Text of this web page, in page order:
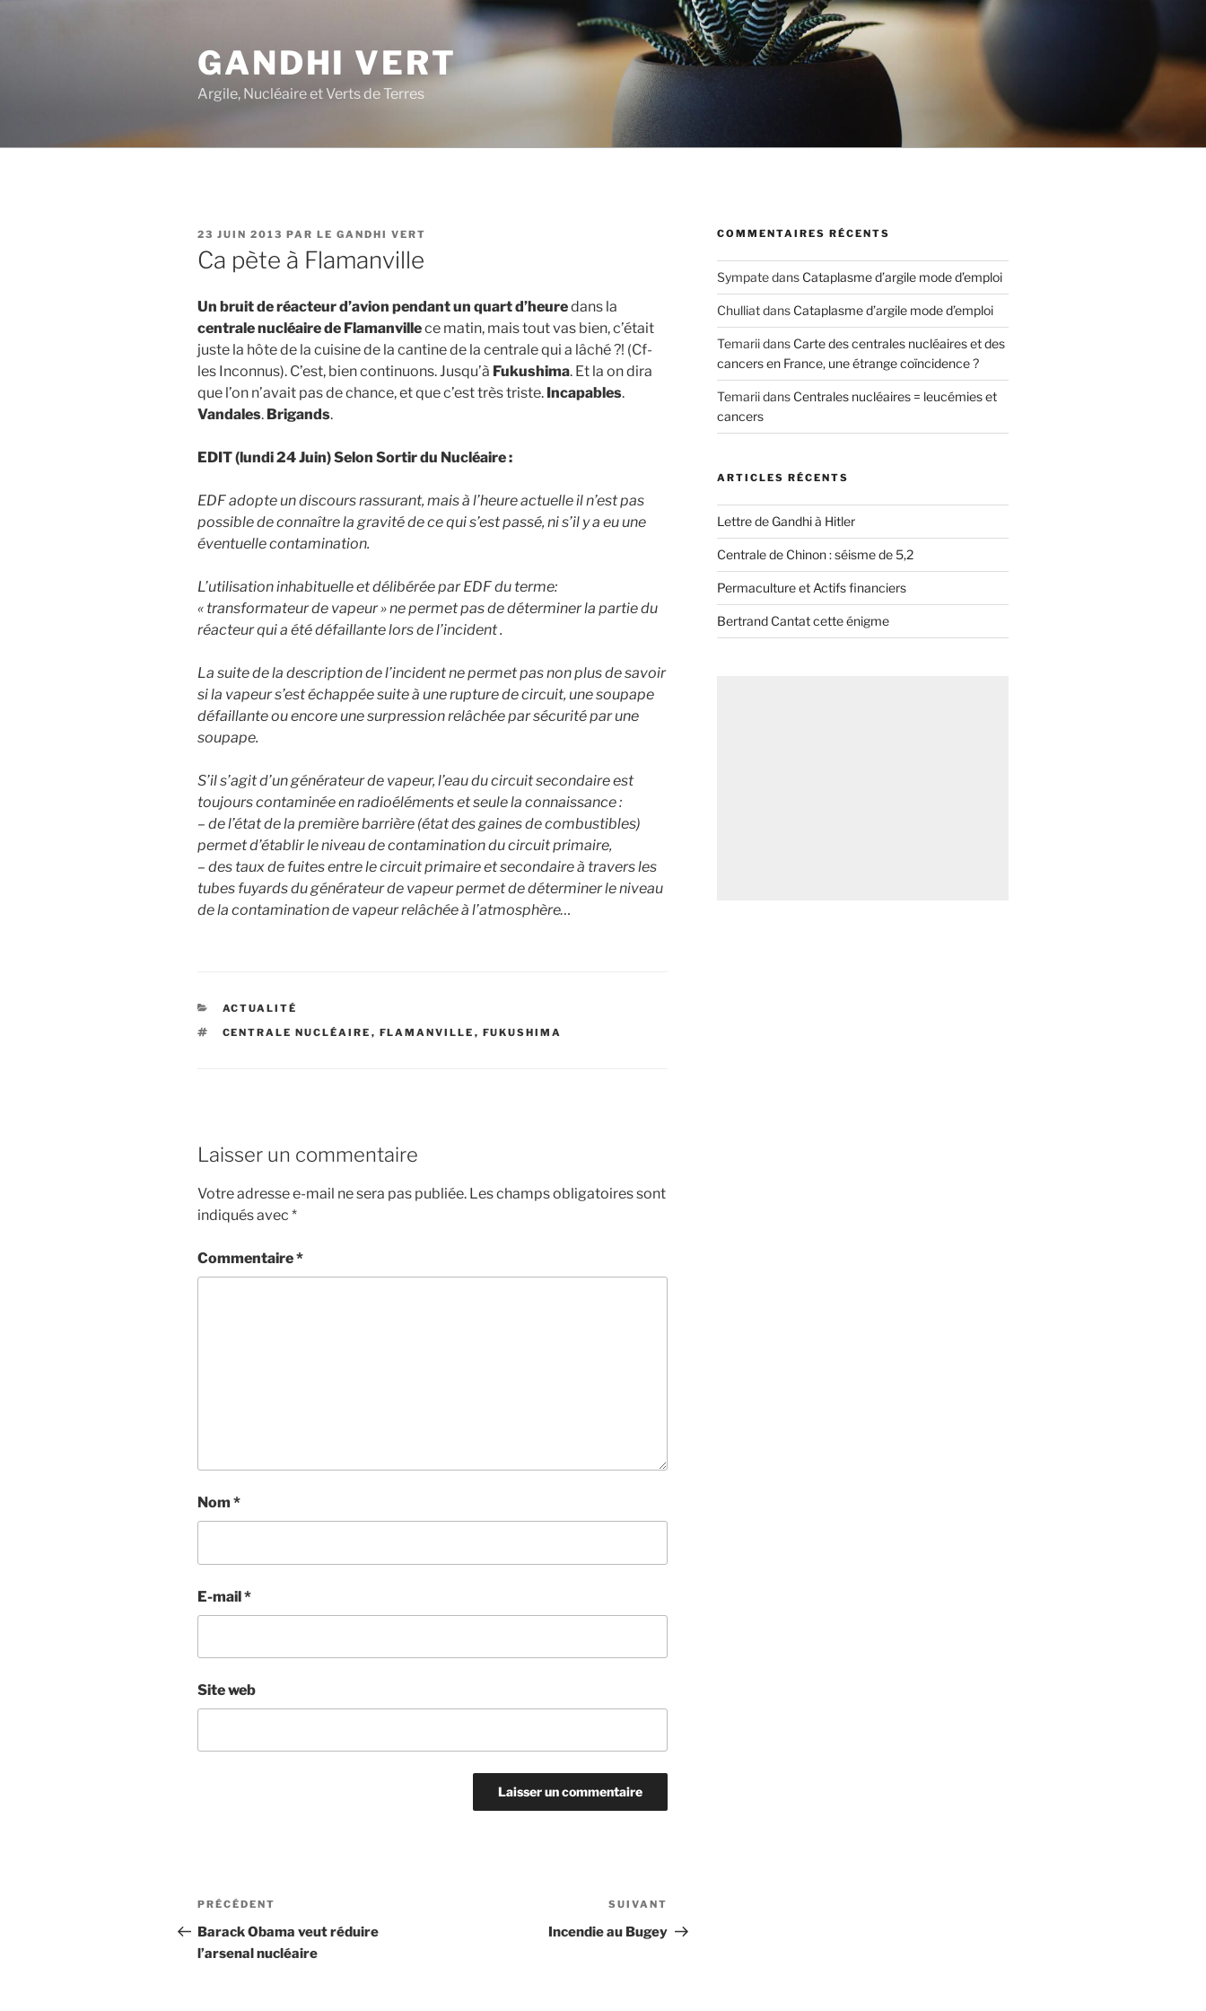
GANDHI VERT
Argile, Nucléaire et Verts de Terres
PUBLIÉ
LE
23 JUIN 2013 PAR LE GANDHI VERT
Ca pète à Flamanville
Un bruit de réacteur d’avion pendant un quart d’heuredans la
centrale nucléaire de Flamanvillece matin, mais tout vas bien, c’était
juste la hôte de la cuisine de la cantine de la centrale qui a lâché ?! (Cf-
les Inconnus). C’est, bien continuons. Jusqu’à Fukushima. Et la on dira
que l’on n’avait pas de chance, et que c’est très triste. Incapables.
Vandales. Brigands.
EDIT (lundi 24 Juin) Selon Sortir du Nucléaire :
EDF adopte un discours rassurant, mais à l’heure actuelle il n’est pas
possible de connaître la gravité de ce qui s’est passé, ni s’il y a eu une
éventuelle contamination.
L’utilisation inhabituelle et délibérée par EDF du terme:
« transformateur de vapeur » ne permet pas de déterminer la partie du
réacteur qui a été défaillante lors de l’incident .
La suite de la description de l’incident ne permet pas non plus de savoir
si la vapeur s’est échappée suite à une rupture de circuit, une soupape
défaillante ou encore une surpression relâchée par sécurité par une
soupape.
S’il s’agit d’un générateur de vapeur, l’eau du circuit secondaire est
toujours contaminée en radioéléments et seule la connaissance :
– de l’état de la première barrière (état des gaines de combustibles)
permet d’établir le niveau de contamination du circuit primaire,
– des taux de fuites entre le circuit primaire et secondaire à travers les
tubes fuyards du générateur de vapeur permet de déterminer le niveau
de la contamination de vapeur relâchée à l’atmosphère…
CATÉGORIES
ACTUALITÉ
ÉTIQUETTES
CENTRALE NUCLÉAIRE , FLAMANVILLE , FUKUSHIMA
Laisser un commentaire
Votre adresse e-mail ne sera pas publiée. Les champs obligatoires sont
indiqués avec *
Commentaire*
Nom *
E-mail*
Site web
Navigation
de
l’article
Article
précédent
PRÉCÉDENT
Barack Obama veut réduire
l’arsenal nucléaire
suivant
SUIVANT
Incendie au Bugey
COMMENTAIRES RÉCENTS
Sympatedans Cataplasme d’argile mode d’emploi
Chulliatdans Cataplasme d’argile mode d’emploi
Temariidans Carte des centrales nucléaires et des
cancers en France, une étrange coïncidence ?
Temariidans Centrales nucléaires = leucémies et
cancers
ARTICLES RÉCENTS
Lettre de Gandhi à Hitler
Centrale de Chinon : séisme de 5,2
Permaculture et Actifs financiers
Bertrand Cantat cette énigme